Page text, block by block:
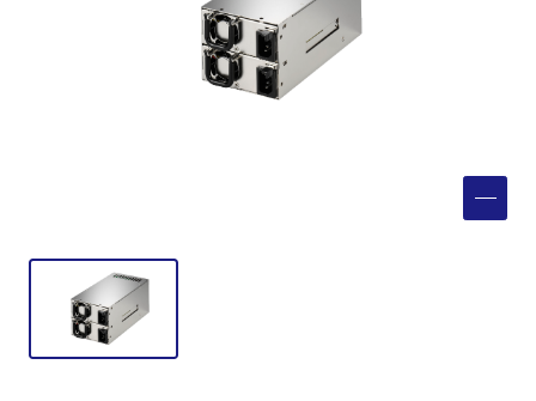
9:30 - 18:00
取扱メーカー